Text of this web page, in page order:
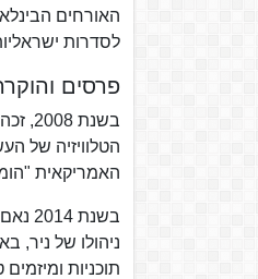
האורחים
לסדרות
פרסים
האמריקאית
ניהולו של